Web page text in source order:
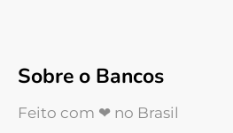
Sobre o Bancos
Feito com ❤ no Brasil